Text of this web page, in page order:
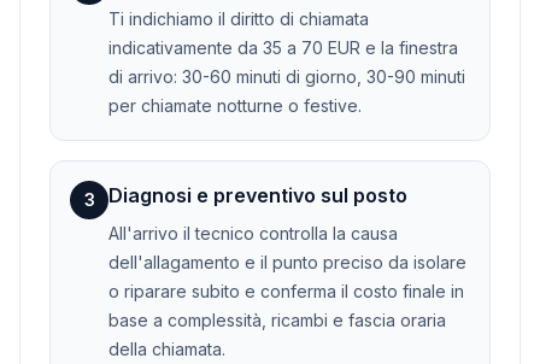
Ti indichiamo il diritto di chiamata
indicativamente da 35 a 70 EUR e la finestra
di arrivo: 30-60 minuti di giorno, 30-90 minuti
per chiamate notturne o festive.
3 Diagnosi e preventivo sul posto
All'arrivo il tecnico controlla la causa
dell'allagamento e il punto preciso da isolare
o riparare subito e conferma il costo finale in
base a complessità, ricambi e fascia oraria
della chiamata.